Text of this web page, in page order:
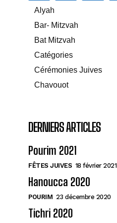
Alyah
Bar- Mitzvah
Bat Mitzvah
Catégories
Cérémonies Juives
Chavouot
DERNIERS ARTICLES
Pourim 2021
FÊTES JUIVES 18 février 2021
Hanoucca 2020
POURIM 23 décembre 2020
Tichri 2020